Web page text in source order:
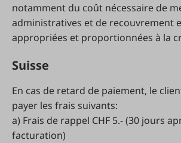
notamment du coût nécessaire de
administratives et de recouvrement
appropriées et proportionnées à la
Suisse
En cas de retard de paiement, le
payer les frais suivants:
a) Frais de rappel CHF 5.- (30 jours
facturation)